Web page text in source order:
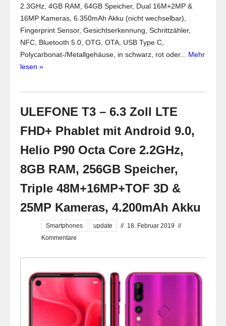
2.3GHz, 4GB RAM, 64GB Speicher, Dual 16M+2MP &
16MP Kameras, 6.350mAh Akku (nicht wechselbar),
Fingerprint Sensor, Gesichtserkennung, Schrittzähler,
NFC, Bluetooth 5.0, OTG, OTA, USB Type C,
Polycarbonat-/Metallgehäuse, in schwarz, rot oder... Mehr
lesen »
ULEFONE T3 – 6.3 Zoll LTE
FHD+ Phablet mit Android 9.0,
Helio P90 Octa Core 2.2GHz,
8GB RAM, 256GB Speicher,
Triple 48M+16MP+TOF 3D &
25MP Kameras, 4.200mAh Akku
Smartphones update // 18. Februar 2019 //
Kommentare